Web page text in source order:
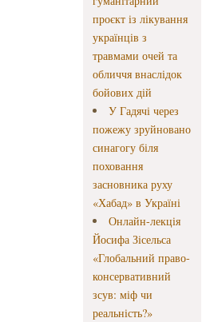
проєкт із лікування
українців з
травмами очей та
обличчя внаслідок
бойових дій
У Гадячі через
пожежу зруйновано
синагогу біля
поховання
засновника руху
«Хабад» в Україні
Онлайн-лекція
Йосифа Зісельса
«Глобальний право-
консервативний
зсув: міф чи
реальність?»